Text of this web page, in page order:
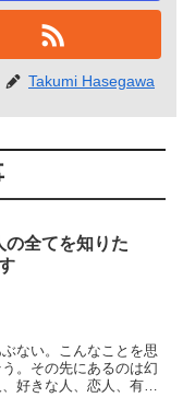
Takumi Hasegawa
の全てを知りた
ない。こんなことを思
。その先にあるのは幻
好きな人、恋人、有名